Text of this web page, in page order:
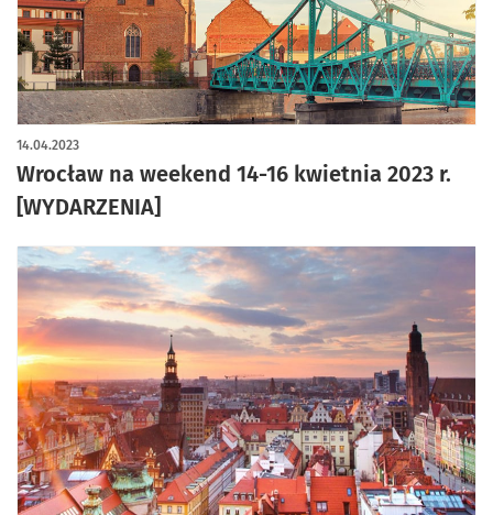
Wrocław na weekend 14-16 kwietnia 2023 r.
[WYDARZENIA]
14.04.2023